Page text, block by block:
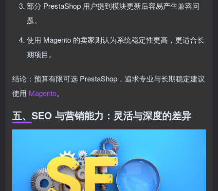
部分 PrestaShop 用户提到模块更新后容易产生兼容问
题。
使用 Magento 的卖家则认为系统稳定性更高，更适合长
期项目。
结论：预算有限可选 PrestaShop，追求专业与长期稳定建议
使用 Magento。
五、SEO 与营销能力：灵活与深度的差异